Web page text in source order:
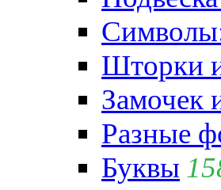
Шторки
Замочек
Разные
Буквы